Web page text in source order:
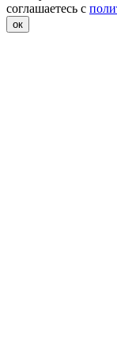
соглашаетесь с
ок